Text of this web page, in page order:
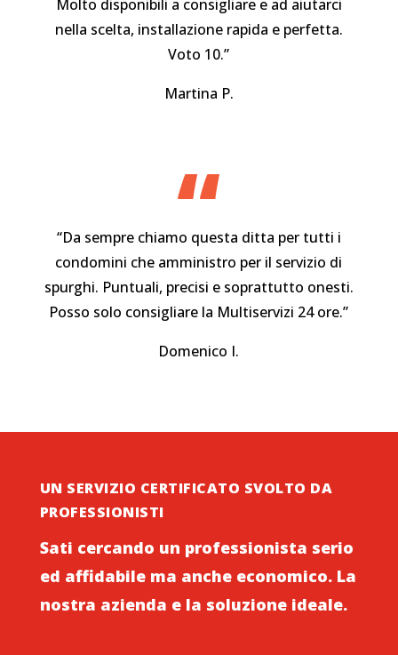
Molto disponibili a consigliare e ad aiutarci
nella scelta, installazione rapida e perfetta.
Voto 10.”
Martina P.
“
“Da sempre chiamo questa ditta per tutti i
condomini che amministro per il servizio di
spurghi. Puntuali, precisi e soprattutto onesti.
Posso solo consigliare la Multiservizi 24 ore.”
Domenico I.
UN SERVIZIO CERTIFICATO SVOLTO DA
PROFESSIONISTI
Sati cercando un professionista serio
ed affidabile ma anche economico. La
nostra azienda e la soluzione ideale.